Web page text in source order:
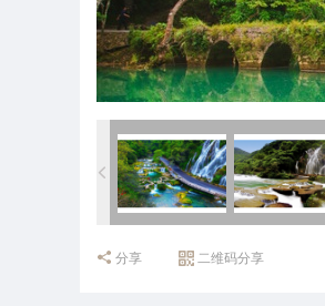
分享 二维码分享